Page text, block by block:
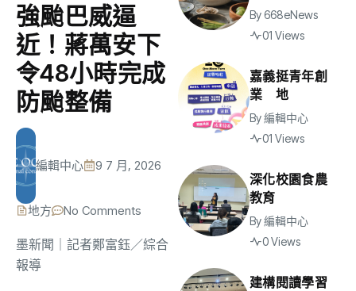
強颱巴威逼
近！蔣萬安下
令48小時完成
防颱整備
編輯中心 9 7 月, 2026
地方 No Comments
墨新聞 ｜記者鄭富鈺／綜合
報導
By668eNews
01 Views
嘉義挺青年創
業 地
By編輯中心
01 Views
深化校園食農
教育
By編輯中心
0 Views
建構閱讀學習